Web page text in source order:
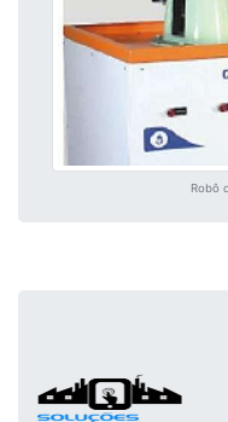
Robô